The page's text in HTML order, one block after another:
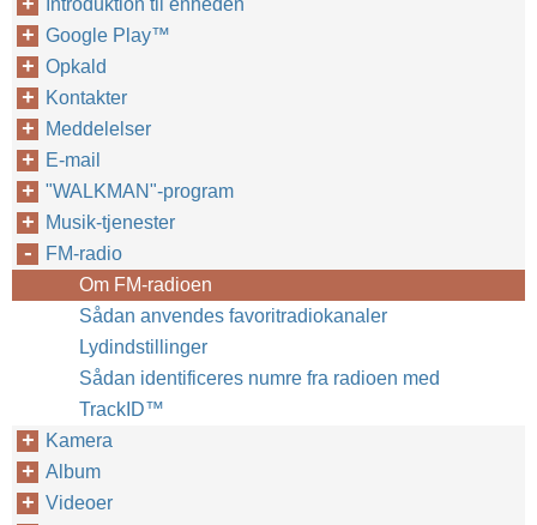
Introduktion til enheden
Google Play™‎
Opkald
Kontakter
Meddelelser
E-mail
"WALKMAN"-program
Musik-tjenester
FM-radio
Om FM-radioen
Sådan anvendes favoritradiokanaler
Lydindstillinger
Sådan identificeres numre fra radioen med
TrackID™‎
Kamera
Album
Videoer